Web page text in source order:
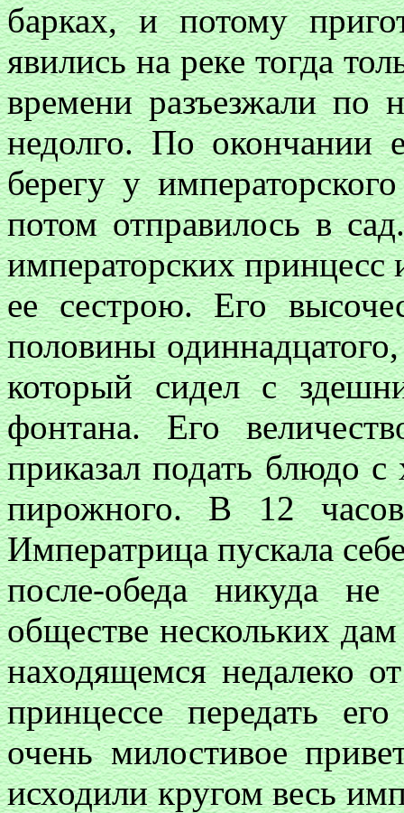
барках, и потому
явились на реке тогда
времени разъезжали по
недолго. По окончании
берегу у
потом отправилось в
императорских
ее сестрою. Его
половины
который сидел с
фонтана. Его
приказал подать блюдо
пирожного. В 12
Императрица пускала
после-обеда никуда
обществе нескольких
находящемся недалеко
принцессе передать
очень милостивое
исходили кругом весь